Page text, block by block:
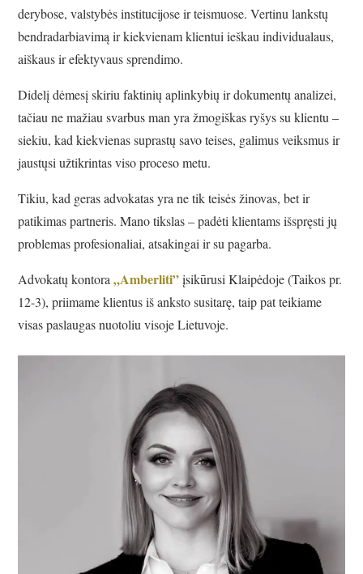
derybose, valstybės institucijose ir teismuose. Vertinu lankstų
bendradarbiavimą ir kiekvienam klientui ieškau individualaus,
aiškaus ir efektyvaus sprendimo.
Didelį dėmesį skiriu faktinių aplinkybių ir dokumentų analizei,
tačiau ne mažiau svarbus man yra žmogiškas ryšys su klientu –
siekiu, kad kiekvienas suprastų savo teises, galimus veiksmus ir
jaustųsi užtikrintas viso proceso metu.
Tikiu, kad geras advokatas yra ne tik teisės žinovas, bet ir
patikimas partneris. Mano tikslas – padėti klientams išspręsti jų
problemas profesionaliai, atsakingai ir su pagarba.
Advokatų kontora„Amberliti”įsikūrusi Klaipėdoje (Taikos pr.
12-3), priimame klientus iš anksto susitarę, taip pat teikiame
visas paslaugas nuotoliu visoje Lietuvoje.